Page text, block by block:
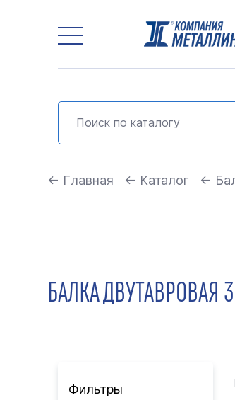
← Главная ← Каталог ←
БАЛКА
Фильтры